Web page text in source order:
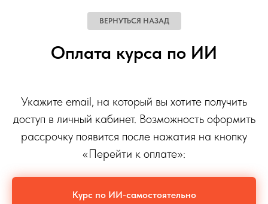
ВЕРНУТЬСЯ НАЗАД
Оплата курса по ИИ
Укажите email, на который вы хотите получить
доступ в личный кабинет. Возможность оформить
рассрочку появится после нажатия на кнопку
«Перейти к оплате»:
Курс по ИИ-самостоятельно